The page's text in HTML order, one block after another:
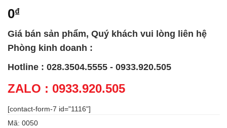
0₫
Giá bán sản phẩm, Quý khách vui lòng liên hệ
Phòng kinh doanh :
Hotline : 028.3504.5555 - 0933.920.505
ZALO : 0933.920.505
[contact-form-7 id="1116"]
Mã: 0050